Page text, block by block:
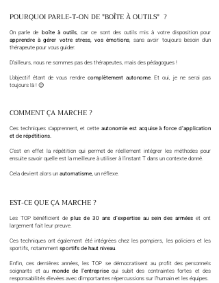
POURQUOI PARLE-T-ON DE "BOÎTE À OUTILS" ?
On parle de boîte à outils, car ce sont des outils mis à votre disposition pour
apprendre à gérer votre stress, vos émotions, sans avoir toujours besoin d’un
thérapeute pour vous guider.
D’ailleurs, nous ne sommes pas des thérapeutes, mais des pédagogues !
L’objectif étant de vous rendre complètement autonome. Et oui, je ne serai pas
toujours là ! 😉
COMMENT ÇA MARCHE ?
Ces techniques s’apprennent, et cette autonomie est acquise à force d’application
et de répétitions.
C’est en effet la répétition qui permet de réellement intégrer les méthodes pour
ensuite savoir quelle est la meilleure à utiliser à l’instant T dans un contexte donné.
Cela devient alors unautomatisme,un réflexe.
EST-CE QUE ÇA MARCHE ?
Les TOP bénéficient de plus de 30 ans d’expertise au sein des armées et ont
largement fait leur preuve.
Ces techniques ont également été intégrées chez les pompiers, les policiers et les
sportifs, notammentsportifs de haut niveau.
Enfin, ces dernières années, les TOP se démocratisent au profit des personnels
soignants et au monde de l’entreprisequi subit des contraintes fortes et des
responsabilités élevées avec d’importantes répercussions sur l’humain et les équipes.